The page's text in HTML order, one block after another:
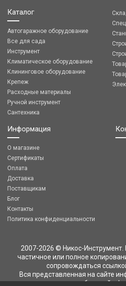
Каталог
Автогаражное оборудование
Все для сада
Инструмент
Климатическое оборудование
Клининговое оборудование
Крепеж
Расходные материалы
Ручной инструмент
Сантехника
Информация
О магазине
Сертификаты
Оплата
Доставка
Поставщикам
Блог
Контакты
Политика конфиденциальности
2007-2026 © Никос-
частичное или полное
сопровождаться
Вся представленная на сайте
публичной